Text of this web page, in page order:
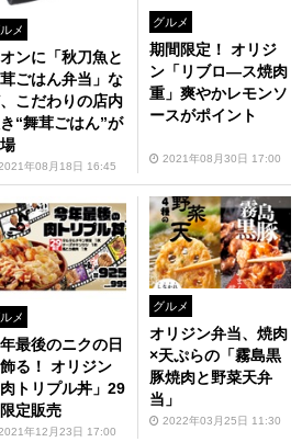
メ
ンに「秋刀魚と
ごはん弁当」な
こだわりの店内
“舞茸ごはん”が
場
年08月18日 16:45
グルメ
期間限定！ オリジ
ン「リブロ―ス焼肉
重」爽やかレモンソ
ースがポイント
2021年08月30日 17:00
メ
最後のニクの日
る！ オリジン
肉トリプル丼」29
定販売
年12月23日 17:00
グルメ
オリジン弁当、焼肉
×天ぷらの「霧島黒
豚焼肉と野菜天弁
当」
2022年03月25日 11:30